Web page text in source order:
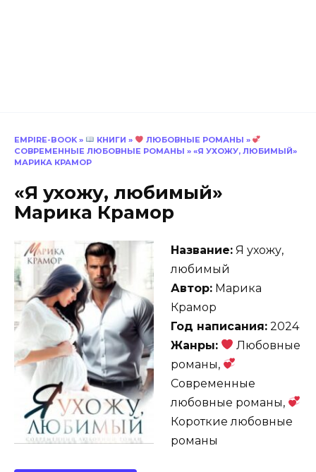
EMPIRE-BOOK » КНИГИ » ЛЮБОВНЫЕ РОМАНЫ »
СОВРЕМЕННЫЕ ЛЮБОВНЫЕ РОМАНЫ » «Я УХОЖУ, ЛЮБИМЫЙ»
МАРИКА КРАМОР
«Я ухожу, любимый»
Марика Крамор
Название: Я ухожу,
любимый
Автор: Марика
Крамор
Год написания: 2024
Жанры:
Любовные
романы,
Современные
любовные романы,
Короткие любовные
романы